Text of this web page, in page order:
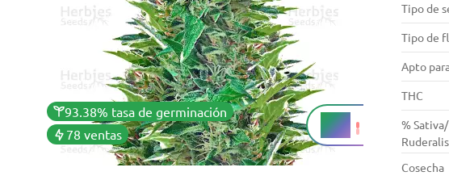
93.38% tasa de germinación
78 ventas
14%
THC
Tipo de
Tipo de
Apto
THC
%
Ruderalis
Cosecha